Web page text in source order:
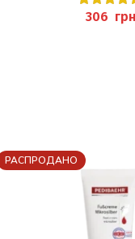
грн
РАСПРОДАНО